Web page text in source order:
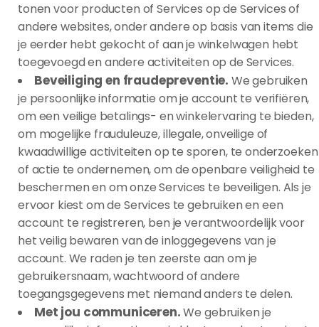
tonen voor producten of Services op de Services of
andere websites, onder andere op basis van items die
je eerder hebt gekocht of aan je winkelwagen hebt
toegevoegd en andere activiteiten op de Services.
Beveiliging en fraudepreventie. We gebruiken
je persoonlijke informatie om je account te verifiëren,
om een veilige betalings- en winkelervaring te bieden,
om mogelijke frauduleuze, illegale, onveilige of
kwaadwillige activiteiten op te sporen, te onderzoeken
of actie te ondernemen, om de openbare veiligheid te
beschermen en om onze Services te beveiligen. Als je
ervoor kiest om de Services te gebruiken en een
account te registreren, ben je verantwoordelijk voor
het veilig bewaren van de inloggegevens van je
account. We raden je ten zeerste aan om je
gebruikersnaam, wachtwoord of andere
toegangsgegevens met niemand anders te delen.
Met jou communiceren.We gebruiken je